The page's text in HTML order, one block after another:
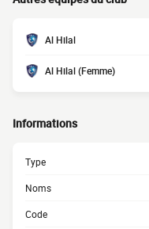
Al Hilal
Al Hilal (Femme)
Informations
Type
Noms
Code